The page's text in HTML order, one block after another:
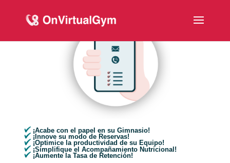
¡Acabe con el papel en su Gimnasio!
¡Innove su modo de Reservas!
¡Optimice la productividad de su Equipo!
¡Simplifique el Acompañamiento Nutricional!
¡Aumente la Tasa de Retención!